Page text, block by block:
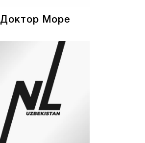
Доктор Море